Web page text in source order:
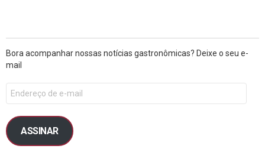
Bora acompanhar nossas notícias gastronômicas? Deixe o seu e-
mail
ASSINAR